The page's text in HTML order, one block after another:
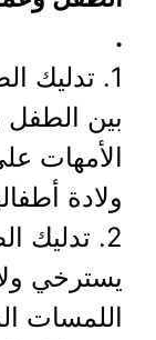
.
1. تدليك
بين
الأمهات
ولادة
2. تدليك
يسترخي
اللمسات